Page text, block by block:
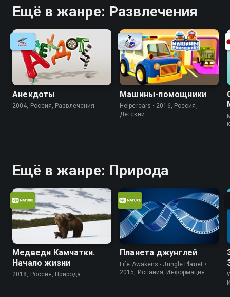
Ещё в жанре: Развлечения
Анекдоты
2004, Россия, Развлечения
Машины-помощники
Helpercars • 2016, Россия,
Детский
Ещё в жанре: Природа
Медведи Камчатки.
Начало жизни
2018, Россия, Природа
Планета джунглей
Life Awakens - Jungle Planet •
2015, Испания, Информация